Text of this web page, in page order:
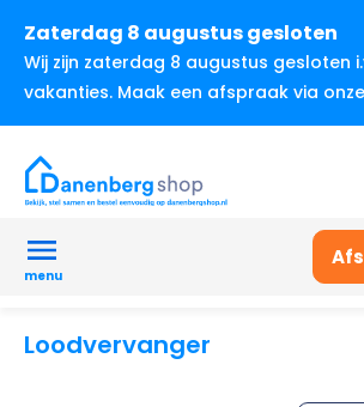
Zaterdag 8 augustus gesloten
Wij zijn zaterdag 8 augustus gesloten
vakanties. Maak een afspraak via onze
menu
Loodvervanger